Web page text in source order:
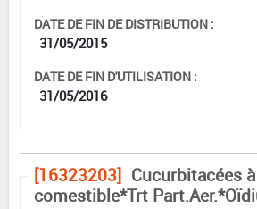
DATE DE FIN DE DISTRIBUTION :
31/05/2015
DATE DE FIN D'UTILISATION :
31/05/2016
[16323203] Cucurbitacées
comestible*Trt